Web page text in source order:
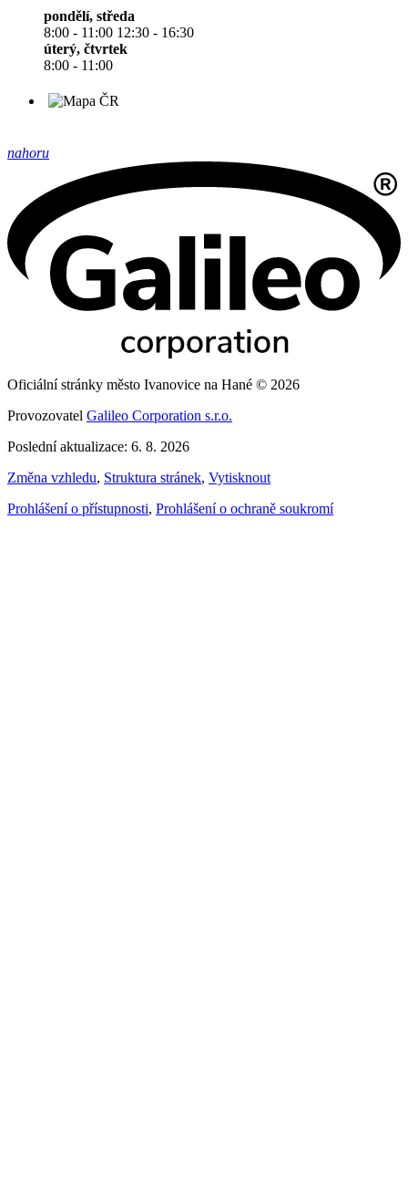
pondělí, středa
8:00 - 11:00 12:30 - 16:30
úterý, čtvrtek
8:00 - 11:00
nahoru
Oficiální stránky město Ivanovice na Hané © 2026
Provozovatel Galileo Corporation s.r.o.
Poslední aktualizace: 6. 8. 2026
Změna vzhledu, Struktura stránek, Vytisknout
Prohlášení o přístupnosti, Prohlášení o ochraně soukromí